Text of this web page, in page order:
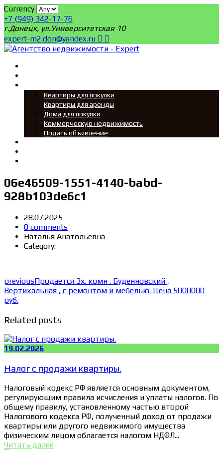
Currency
+7 (949) 342-17-76
г.Донецк, ул.Университетская 10
expert-m2.don@yandex.ru
Квартиры для покупки
Квартиры для аренды
Дома для покупки
Коммерческую недвижимость
Подать объявление
06e46509-1551-4140-babd-
928b103de6c1
28.07.2025
0 comments
Наталья Анатольевна
Category:
previousПродается 3х. комн . Буденновский ,
Вертикальная , с ремонтом и мебелью. Цена 5000000
руб.
Related posts
19.02.2026
Налог с продажи квартиры.
Налоговый кодекс РФ является основным документом,
регулирующим правила исчисления и уплаты налогов. По
общему правилу, установленному частью второй
Налогового кодекса РФ, полученный доход от продажи
квартиры или другого недвижимого имущества
физическим лицом облагается налогом НДФЛ...
Читать далее